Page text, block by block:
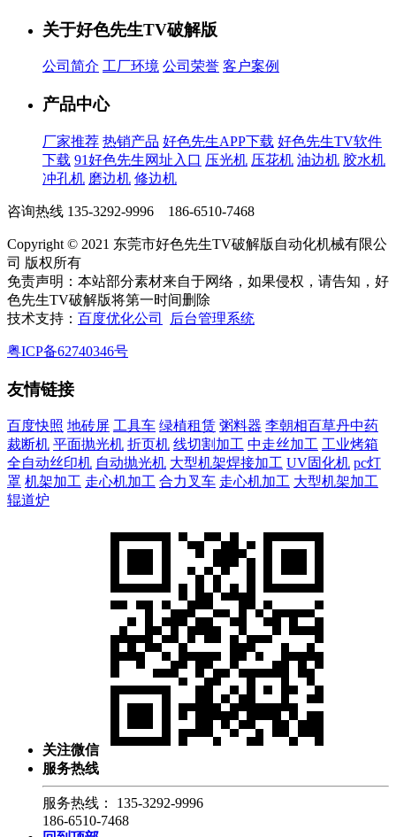
关于好色先生TV破解版
公司简介 工厂环境 公司荣誉 客户案例
产品中心
厂家推荐 热销产品 好色先生APP下载 好色先生TV软件
下载 91好色先生网址入口 压光机 压花机 油边机 胶水机
冲孔机 磨边机 修边机
咨询热线 135-3292-9996 186-6510-7468
Copyright © 2021 东莞市好色先生TV破解版自动化机械有限公
司 版权所有
免责声明：本站部分素材来自于网络，如果侵权，请告知，好
色先生TV破解版将第一时间删除
技术支持： 百度优化公司 后台管理系统
粤ICP备62740346号
友情链接
百度快照 地砖屏 工具车 绿植租赁 粥料器 李朝相百草丹中药
裁断机 平面抛光机 折页机 线切割加工 中走丝加工 工业烤箱
全自动丝印机 自动抛光机 大型机架焊接加工 UV固化机 pc灯
罩 机架加工 走心机加工 合力叉车 走心机加工 大型机架加工
辊道炉
关注微信
服务热线
服务热线：
135-3292-9996
186-6510-7468